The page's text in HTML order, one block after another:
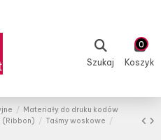
Szukaj
0
Koszyk
Materiały do druku kodów
(Ribbon)
Taśmy woskowe